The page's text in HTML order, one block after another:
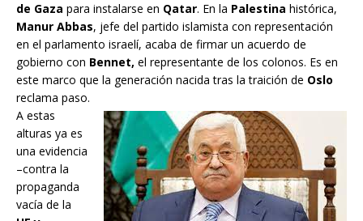
de Gaza para instalarse en Qatar. En la Palestina histórica,
Manur Abbas, jefe del partido islamista con representación
en el parlamento israelí, acaba de firmar un acuerdo de
gobierno con Bennet, el representante de los colonos. Es en
este marco que la generación nacida tras la traición de Oslo
reclama paso.
A estas
alturas ya es
una evidencia
–contra la
propaganda
vacía de la